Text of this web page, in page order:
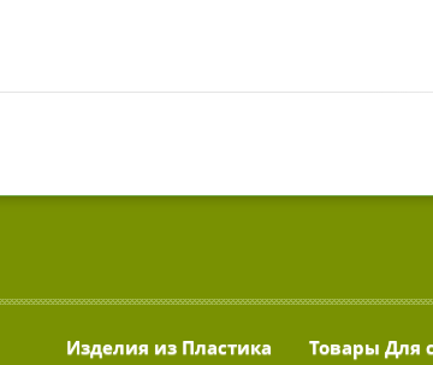
Изделия из Пластика Товары Для